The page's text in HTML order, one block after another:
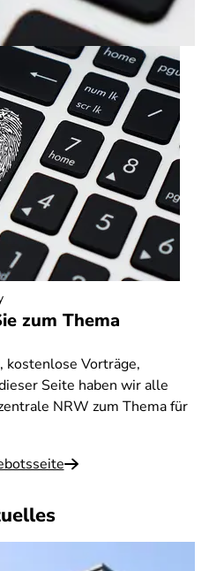
zum Thema
Vorträge,
Seite haben wir alle
NRW zum Thema für